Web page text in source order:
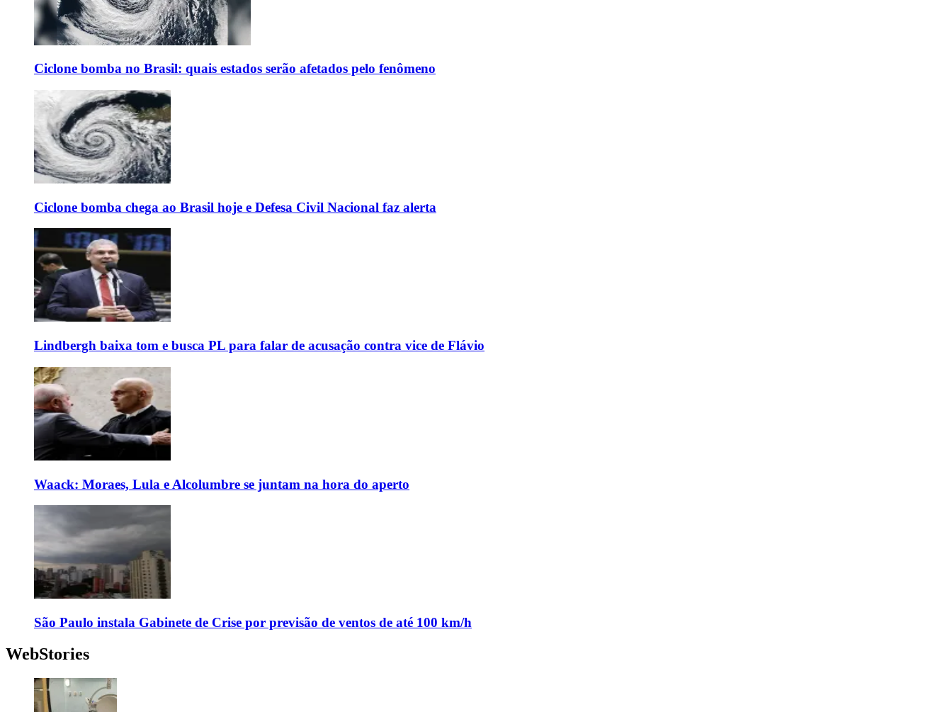
Ciclone bomba no Brasil: quais estados serão afetados pelo fenômeno
Ciclone bomba chega ao Brasil hoje e Defesa Civil Nacional faz alerta
Lindbergh baixa tom e busca PL para falar de acusação contra vice de Flávio
Waack: Moraes, Lula e Alcolumbre se juntam na hora do aperto
São Paulo instala Gabinete de Crise por previsão de ventos de até 100 km/h
WebStories